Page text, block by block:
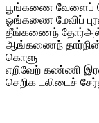
பூங்கணை வேளைப்
ஓங்கணை மேவிப்
தீங்கணைந்
ஆங்கணைந்
கொளு
எறிவேற் கண்ணி
செறிக டலிடைச்